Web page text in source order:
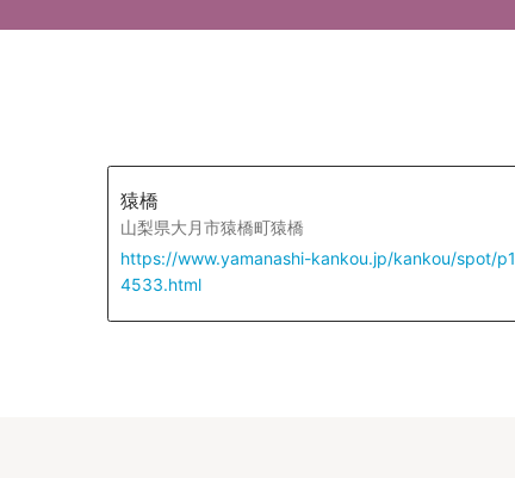
猿橋
山梨県大月市猿橋町猿橋
https://www.yamanashi-kankou.jp/kankou/spot/p1_
4533.html